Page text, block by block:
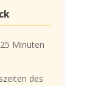
Minuten
des